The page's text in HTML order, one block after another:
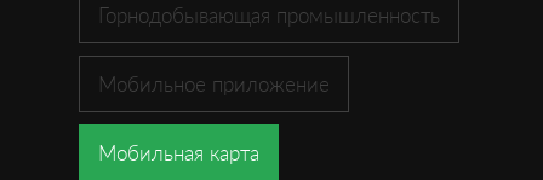
Горнодобывающая промышленность
Мобильное приложение
Мобильная карта